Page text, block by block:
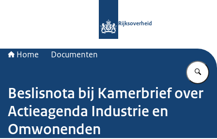
Rijksoverheid
Home Documenten
Beslisnota bij Kamerbrief over
Actieagenda Industrie en
Omwonenden